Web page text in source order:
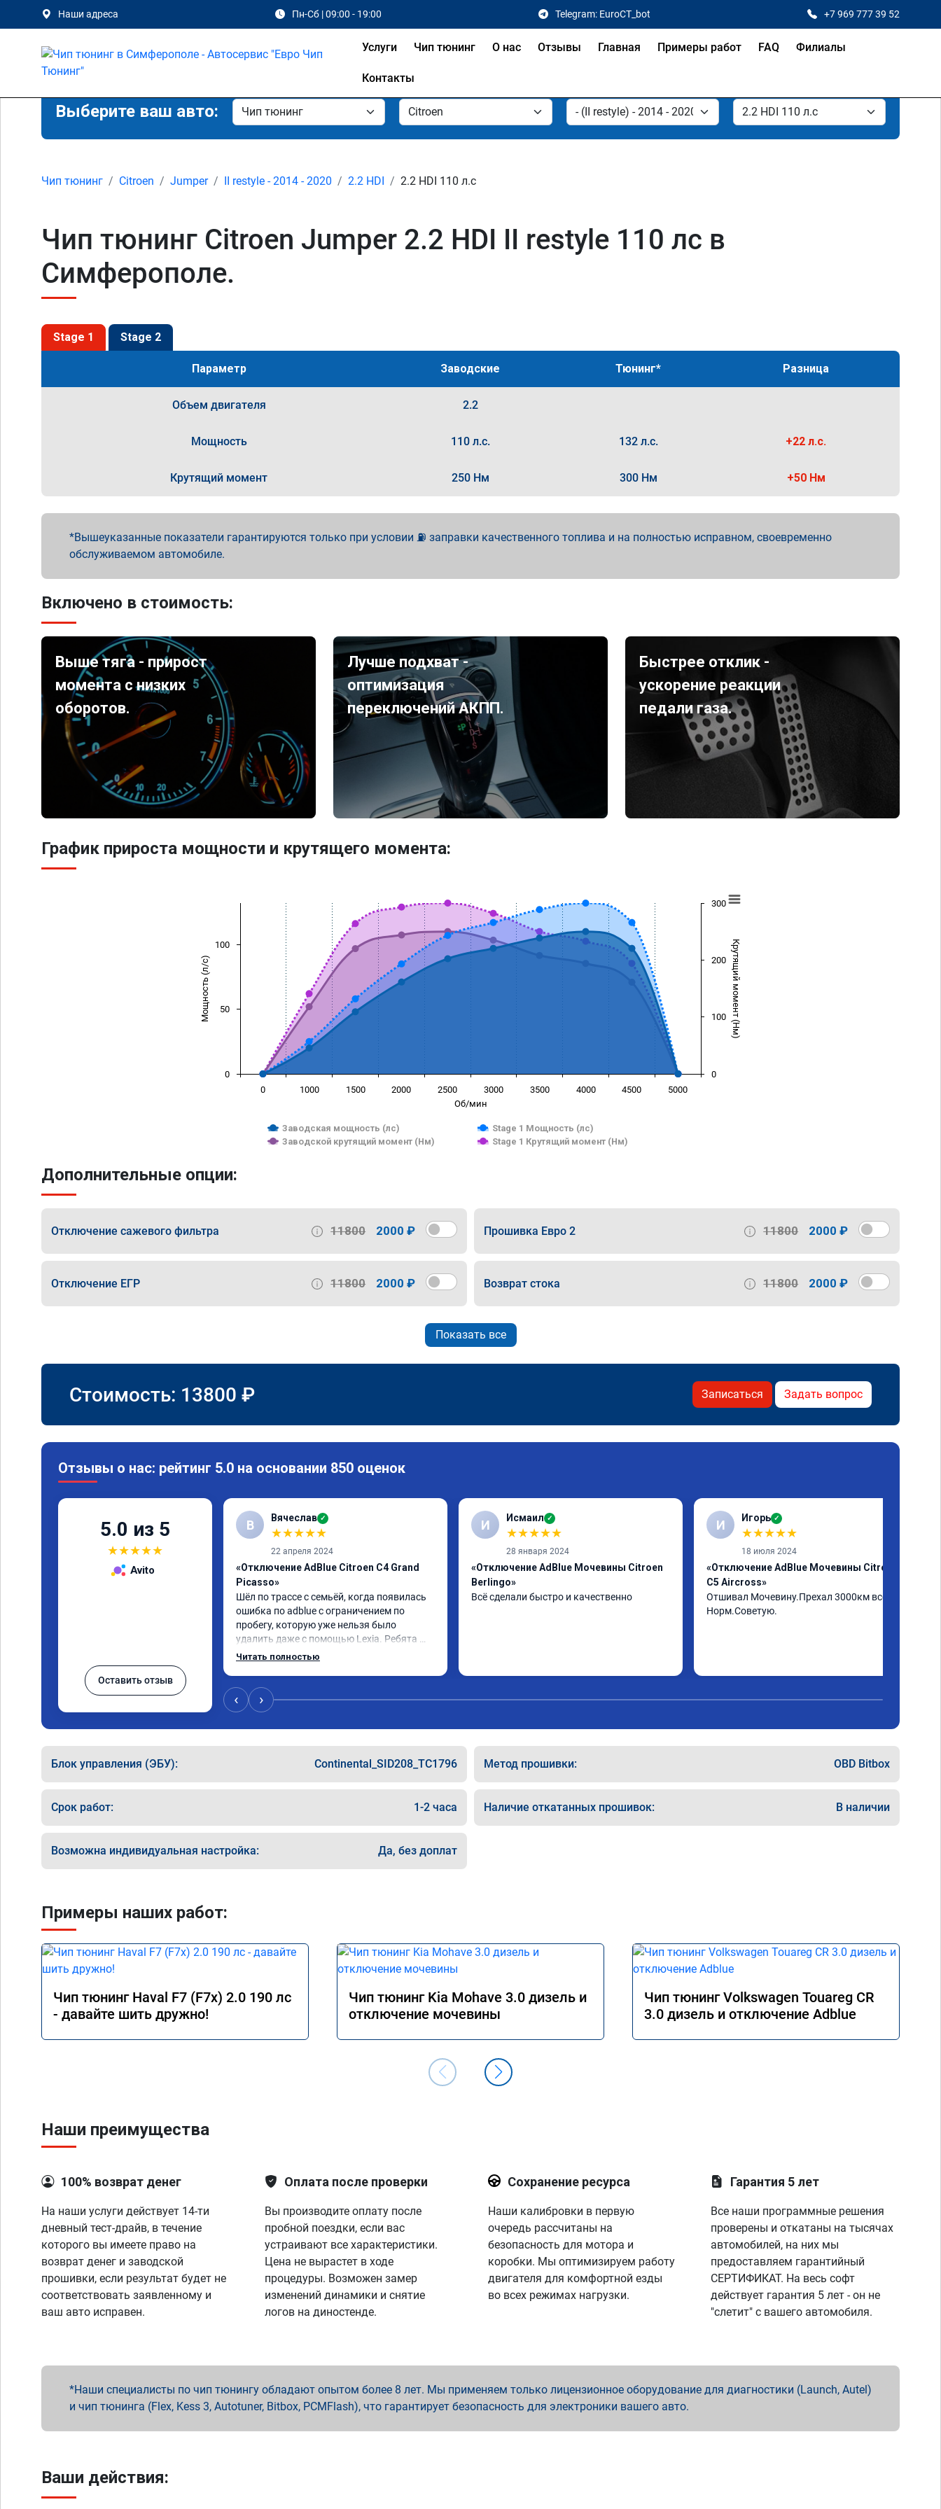
Наши адреса Пн-Сб | 09:00 - 19:00 Telegram: EuroCT_bot +7 969 777 39 52
Услуги Чип тюнинг О нас Отзывы Главная Примеры работ FAQ Филиалы
Контакты
Выберите ваш авто:
Чип тюнинг Citroen Jumper II restyle - 2014 - 2020 2.2 HDI 2.2 HDI 110 л.с
Чип тюнинг Citroen Jumper 2.2 HDI II restyle 110 лс в
Симферополе.
Stage 1 Stage 2
Параметр Заводские Тюнинг* Разница
Объем двигателя 2.2
Мощность 110 л.с. 132 л.с. +22 л.с.
Крутящий момент 250 Нм 300 Нм +50 Нм
Вышеуказанные показатели гарантируются только при условии ⛽ заправки качественного топлива и на полностью исправном, своевременно
обслуживаемом автомобиле.
Включено в стоимость:
Выше тяга - прирост
момента с низких
оборотов.
Лучше подхват -
оптимизация
переключений АКПП.
Быстрее отклик -
ускорение реакции
педали газа.
График прироста мощности и крутящего момента:
Об/мин
Мощность (л/с) Крутящий момент (Нм)
Заводская мощность (лс)
Stage 1 Мощность (лс)
Заводской крутящий момент (Нм)
Stage 1 Крутящий момент (Нм)
0 1000 1500 2000 2500 3000 3500 4000 4500 5000
0
50
100
0
100
200
300
Дополнительные опции:
Отключение сажевого фильтра 11800 2000 ₽ Прошивка Евро 2 11800 2000 ₽
Отключение ЕГР 11800 2000 ₽ Возврат стока 11800 2000 ₽
Показать все
Стоимость: 13800 ₽ Записаться Задать вопрос
Отзывы о нас: рейтинг 5.0 на основании 850 оценок
5.0 из 5
★★★★★
Avito
Оставить отзыв
В Вячеслав ✓
★★★★★
22 апреля 2024
«Отключение AdBlue Citroen C4 Grand
Picasso»
Шёл по трассе с семьёй, когда появилась
ошибка по adblue с ограничением по
пробегу, которую уже нельзя было
удалить даже с помощью Lexia. Ребята
пошли навстречу, оперативно приняли и
Читать полностью
И Исмаил ✓
★★★★★
28 января 2024
«Отключение AdBlue Мочевины Citroen
Berlingo»
Всё сделали быстро и качественно
И Игорь ✓
★★★★★
18 июля 2024
«Отключение AdBlue Мочевины Citroen
C5 Aircross»
Отшивал Мочевину.Прехал 3000км всё
Норм.Советую.
‹ ›
Блок управления (ЭБУ): Continental_SID208_TC1796 Метод прошивки: OBD Bitbox
Срок работ: 1-2 часа Наличие откатанных прошивок: В наличии
Возможна индивидуальная настройка: Да, без доплат
Примеры наших работ:
Чип тюнинг Haval F7 (F7x) 2.0 190 лс
- давайте шить дружно!
Чип тюнинг Kia Mohave 3.0 дизель и
отключение мочевины
Чип тюнинг Volkswagen Touareg CR
3.0 дизель и отключение Adblue
Наши преимущества
100% возврат денег
На наши услуги действует 14-ти
дневный тест-драйв, в течение
которого вы имеете право на
возврат денег и заводской
прошивки, если результат будет не
соответствовать заявленному и
ваш авто исправен.
Оплата после проверки
Вы производите оплату после
пробной поездки, если вас
устраивают все характеристики.
Цена не вырастет в ходе
процедуры. Возможен замер
изменений динамики и снятие
логов на диностенде.
Сохранение ресурса
Наши калибровки в первую
очередь рассчитаны на
безопасность для мотора и
коробки. Мы оптимизируем работу
двигателя для комфортной езды
во всех режимах нагрузки.
Гарантия 5 лет
Все наши программные решения
проверены и откатаны на тысячах
автомобилей, на них мы
предоставляем гарантийный
СЕРТИФИКАТ. На весь софт
действует гарантия 5 лет - он не
"слетит" с вашего автомобиля.
Наши специалисты по чип тюнингу обладают опытом более 8 лет. Мы применяем только лицензионное оборудование для диагностики (Launch, Autel)
и чип тюнинга (Flex, Kess 3, Autotuner, Bitbox, PCMFlash), что гарантирует безопасность для электроники вашего авто.
Ваши действия: